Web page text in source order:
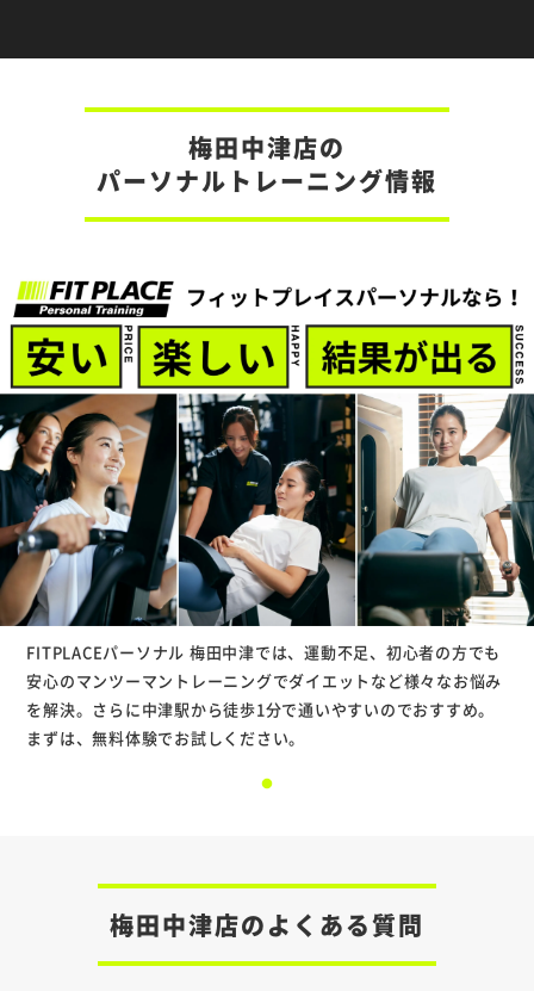
梅田中津店の
パーソナルトレーニング情報
FITPLACEパーソナル 梅田中津では、運動不足、初心者の方でも
安心のマンツーマントレーニングでダイエットなど様々なお悩み
を解決。さらに中津駅から徒歩1分で通いやすいのでおすすめ。
まずは、無料体験でお試しください。
梅田中津店のよくある質問